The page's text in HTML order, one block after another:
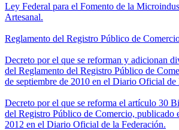
Ley Federal para el Fomento de la
Artesanal.
Reglamento del Registro Público de
Decreto por el que se reforman y adicionan
del Reglamento del Registro Público de
de septiembre de 2010 en el Diario Oficial de
Decreto por el que se reforma el artículo 30
del Registro Público de Comercio, publicado
2012 en el Diario Oficial de la Federación.